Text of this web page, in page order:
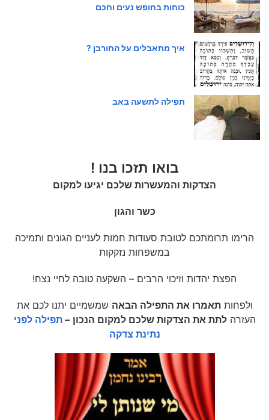
כוחות בחופש נעים וחכם
איך מתאבלים על החורבן ?
תפילה לתשעה באב
בואו תזכו בנו !
הצדקות והמעשרות שלכם יגיעו למקום
כשר והגון
הרימו תרומתכם לטובת סעודות חמות לעניים הגונים ותמיכה
במשפחות נזקקות
הפצת יהדות וזיכוי הרבים – השקעה טובה לחיי נצח!
ולפחותתאמרו את התפילה הבאה שמשמיים יתנו לכם את
העזרהלתת את הצדקות שלכם למקום הנכון –תפילה לפני
נתינת צדקה